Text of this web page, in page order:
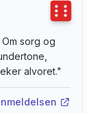
som
om
betydelige
sorg og
alvoret."